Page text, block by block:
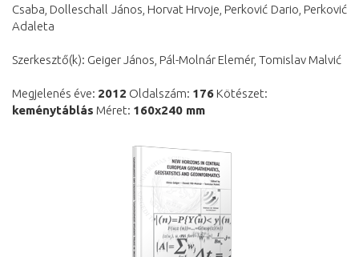
Csaba, Dolleschall János, Horvat Hrvoje, Perković Dario, Perković
Adaleta
Szerkesztő(k): Geiger János, Pál-Molnár Elemér, Tomislav Malvić
Megjelenés éve: 2012 Oldalszám: 176 Kötészet:
keménytáblás Méret: 160x240 mm